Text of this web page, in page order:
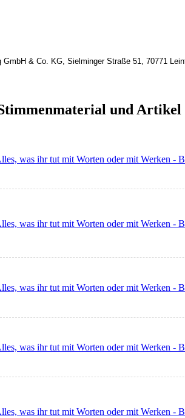
GmbH & Co. KG, Sielminger Straße 51, 70771
und Artikel
was ihr tut mit Worten oder mit Werken -
was ihr tut mit Worten oder mit Werken -
was ihr tut mit Worten oder mit Werken -
was ihr tut mit Worten oder mit Werken -
was ihr tut mit Worten oder mit Werken -